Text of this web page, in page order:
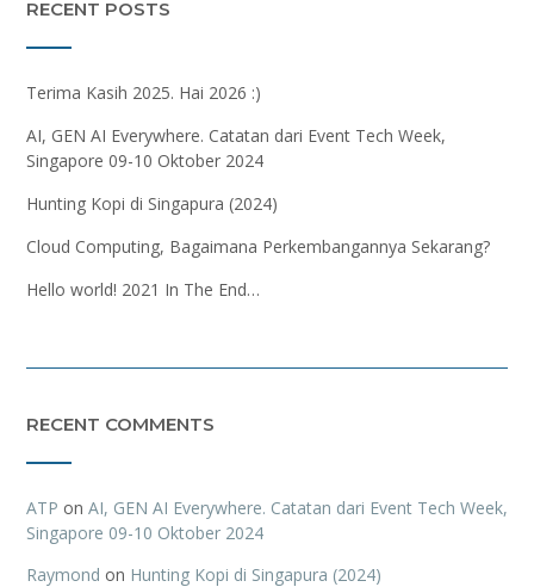
RECENT POSTS
Terima Kasih 2025. Hai 2026 :)
AI, GEN AI Everywhere. Catatan dari Event Tech Week,
Singapore 09-10 Oktober 2024
Hunting Kopi di Singapura (2024)
Cloud Computing, Bagaimana Perkembangannya Sekarang?
Hello world! 2021 In The End…
RECENT COMMENTS
ATP on AI, GEN AI Everywhere. Catatan dari Event Tech Week,
Singapore 09-10 Oktober 2024
Raymond on Hunting Kopi di Singapura (2024)